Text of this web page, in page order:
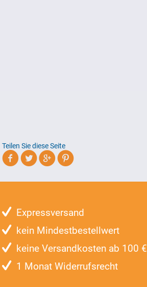
Teilen Sie diese Seite
Expressversand
kein Mindestbestellwert
keine Versandkosten ab 100 €
1 Monat Widerrufsrecht